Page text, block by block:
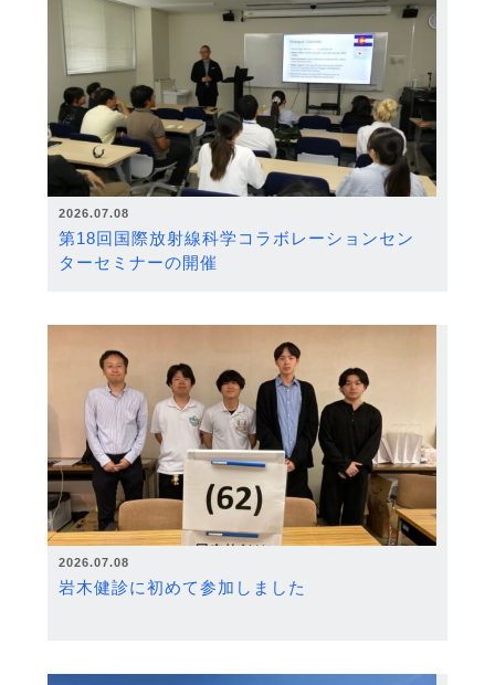
2026.07.08
第18回国際放射線科学コラボレーションセン
ターセミナーの開催
2026.07.08
岩木健診に初めて参加しました